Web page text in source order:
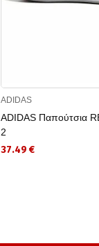
ADIDAS
ADIDAS Παπούτσια
2
37.49 €